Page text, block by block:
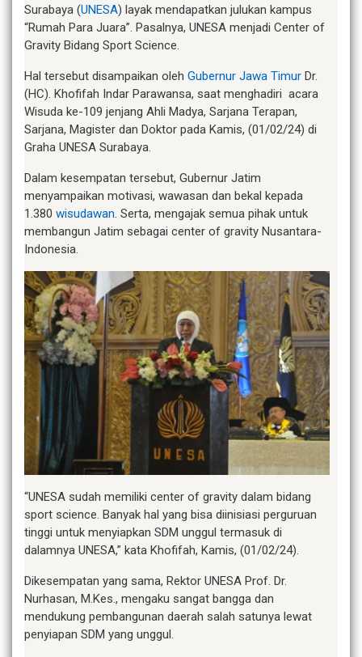
Surabaya (UNESA) layak mendapatkan julukan kampus
“Rumah Para Juara”. Pasalnya, UNESA menjadi Center of
Gravity Bidang Sport Science.
Hal tersebut disampaikan oleh Gubernur Jawa Timur Dr.
(HC). Khofifah Indar Parawansa, saat menghadiri acara
Wisuda ke-109 jenjang Ahli Madya, Sarjana Terapan,
Sarjana, Magister dan Doktor pada Kamis, (01/02/24) di
Graha UNESA Surabaya.
Dalam kesempatan tersebut, Gubernur Jatim
menyampaikan motivasi, wawasan dan bekal kepada
1.380 wisudawan. Serta, mengajak semua pihak untuk
membangun Jatim sebagai center of gravity Nusantara-
Indonesia.
“UNESA sudah memiliki center of gravity dalam bidang
sport science. Banyak hal yang bisa diinisiasi perguruan
tinggi untuk menyiapkan SDM unggul termasuk di
dalamnya UNESA,” kata Khofifah, Kamis, (01/02/24).
Dikesempatan yang sama, Rektor UNESA Prof. Dr.
Nurhasan, M.Kes., mengaku sangat bangga dan
mendukung pembangunan daerah salah satunya lewat
penyiapan SDM yang unggul.